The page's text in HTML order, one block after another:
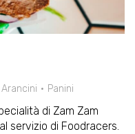
Arancini Panini
di Zam Zam
servizio di Foodracers.